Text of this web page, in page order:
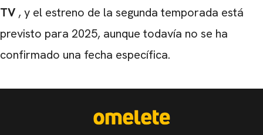
TV , y el estreno de la segunda temporada está
previsto para 2025, aunque todavía no se ha
confirmado una fecha específica.